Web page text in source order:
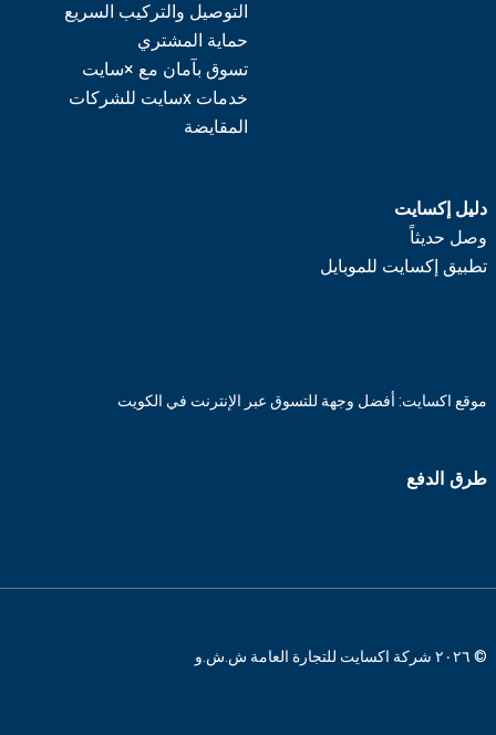
التوصيل والتركيب السريع
حماية المشتري
تسوق بآمان مع ×سايت
خدمات xسايت للشركات
المقايضة
دليل إكسايت
وصل حديثاً
تطبيق إكسايت للموبايل
موقع اكسايت: أفضل وجهة للتسوق عبر الإنترنت في الكويت
طرق الدفع
© ٢٠٢٦ شركة اكسايت للتجارة العامة ش.ش.و